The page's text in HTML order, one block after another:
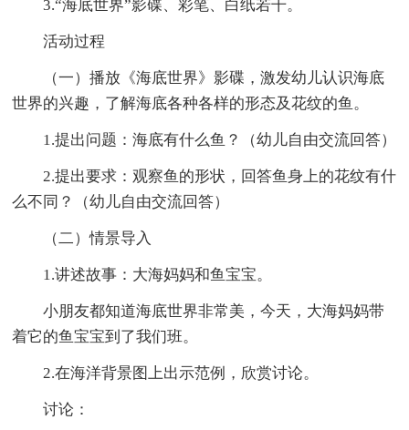
3.“海底世界”影碟、彩笔、白纸若干。
活动过程
（一）播放《海底世界》影碟，激发幼儿认识海底
世界的兴趣，了解海底各种各样的形态及花纹的鱼。
1.提出问题：海底有什么鱼？（幼儿自由交流回答）
2.提出要求：观察鱼的形状，回答鱼身上的花纹有什
么不同？（幼儿自由交流回答）
（二）情景导入
1.讲述故事：大海妈妈和鱼宝宝。
小朋友都知道海底世界非常美，今天，大海妈妈带
着它的鱼宝宝到了我们班。
2.在海洋背景图上出示范例，欣赏讨论。
讨论：